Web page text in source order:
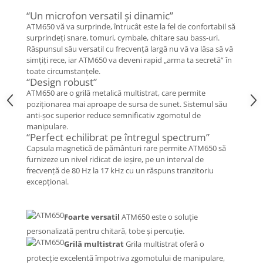
“Un microfon versatil și dinamic”
ATM650 vă va surprinde, întrucât este la fel de confortabil să
surprindeți snare, tomuri, cymbale, chitare sau bass-uri.
Răspunsul său versatil cu frecvență largă nu vă va lăsa să vă
simțiți rece, iar ATM650 va deveni rapid „arma ta secretă” în
toate circumstanțele.
“Design robust”
ATM650 are o grilă metalică multistrat, care permite
poziționarea mai aproape de sursa de sunet. Sistemul său
anti-șoc superior reduce semnificativ zgomotul de
manipulare.
“Perfect echilibrat pe întregul spectrum”
Capsula magnetică de pământuri rare permite ATM650 să
furnizeze un nivel ridicat de ieșire, pe un interval de
frecvență de 80 Hz la 17 kHz cu un răspuns tranzitoriu
excepțional.
Foarte versatil ATM650 este o soluție
personalizată pentru chitară, tobe și percuție.
Grilă multistratGrila multistrat oferă o
protecție excelentă împotriva zgomotului de manipulare,